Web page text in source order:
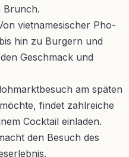
Brunch.
vietnamesischer Pho-
hin zu Burgern und
Geschmack und
am späten
findet zahlreiche
Cocktail einladen.
den Besuch des